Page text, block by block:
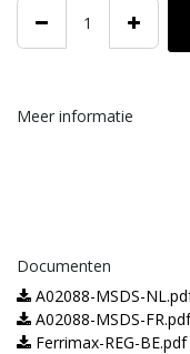
Meer informatie
Documenten
A02088-MSDS-
A02088-MSDS-FR.pdf
Ferrimax-REG-BE.pdf